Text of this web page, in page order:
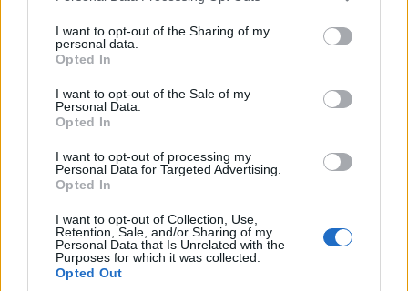
I want to opt-out of the Sharing of my
personal data.
Opted In
I want to opt-out of the Sale of my
Personal Data.
Opted In
I want to opt-out of processing my
Personal Data for Targeted Advertising.
Opted In
I want to opt-out of Collection, Use,
Retention, Sale, and/or Sharing of my
Personal Data that Is Unrelated with the
Purposes for which it was collected.
Opted Out
Carboni parte l'era Fuke: «Tenere la D con un
progetto sostenibile»
4 Ago 2026
rinviate al 5 agosto le ammissioni
3 Ago 2026
Lnd, oggi le ufficialità sui ripescaggi e poi il
CR sardo può completare i propri organici
L'Ossese in D con lo zoccolo duro: Di Pietro,
Fancellu, Gueli, Nurra, Mainardi e Tapparello
30 Lug 2026